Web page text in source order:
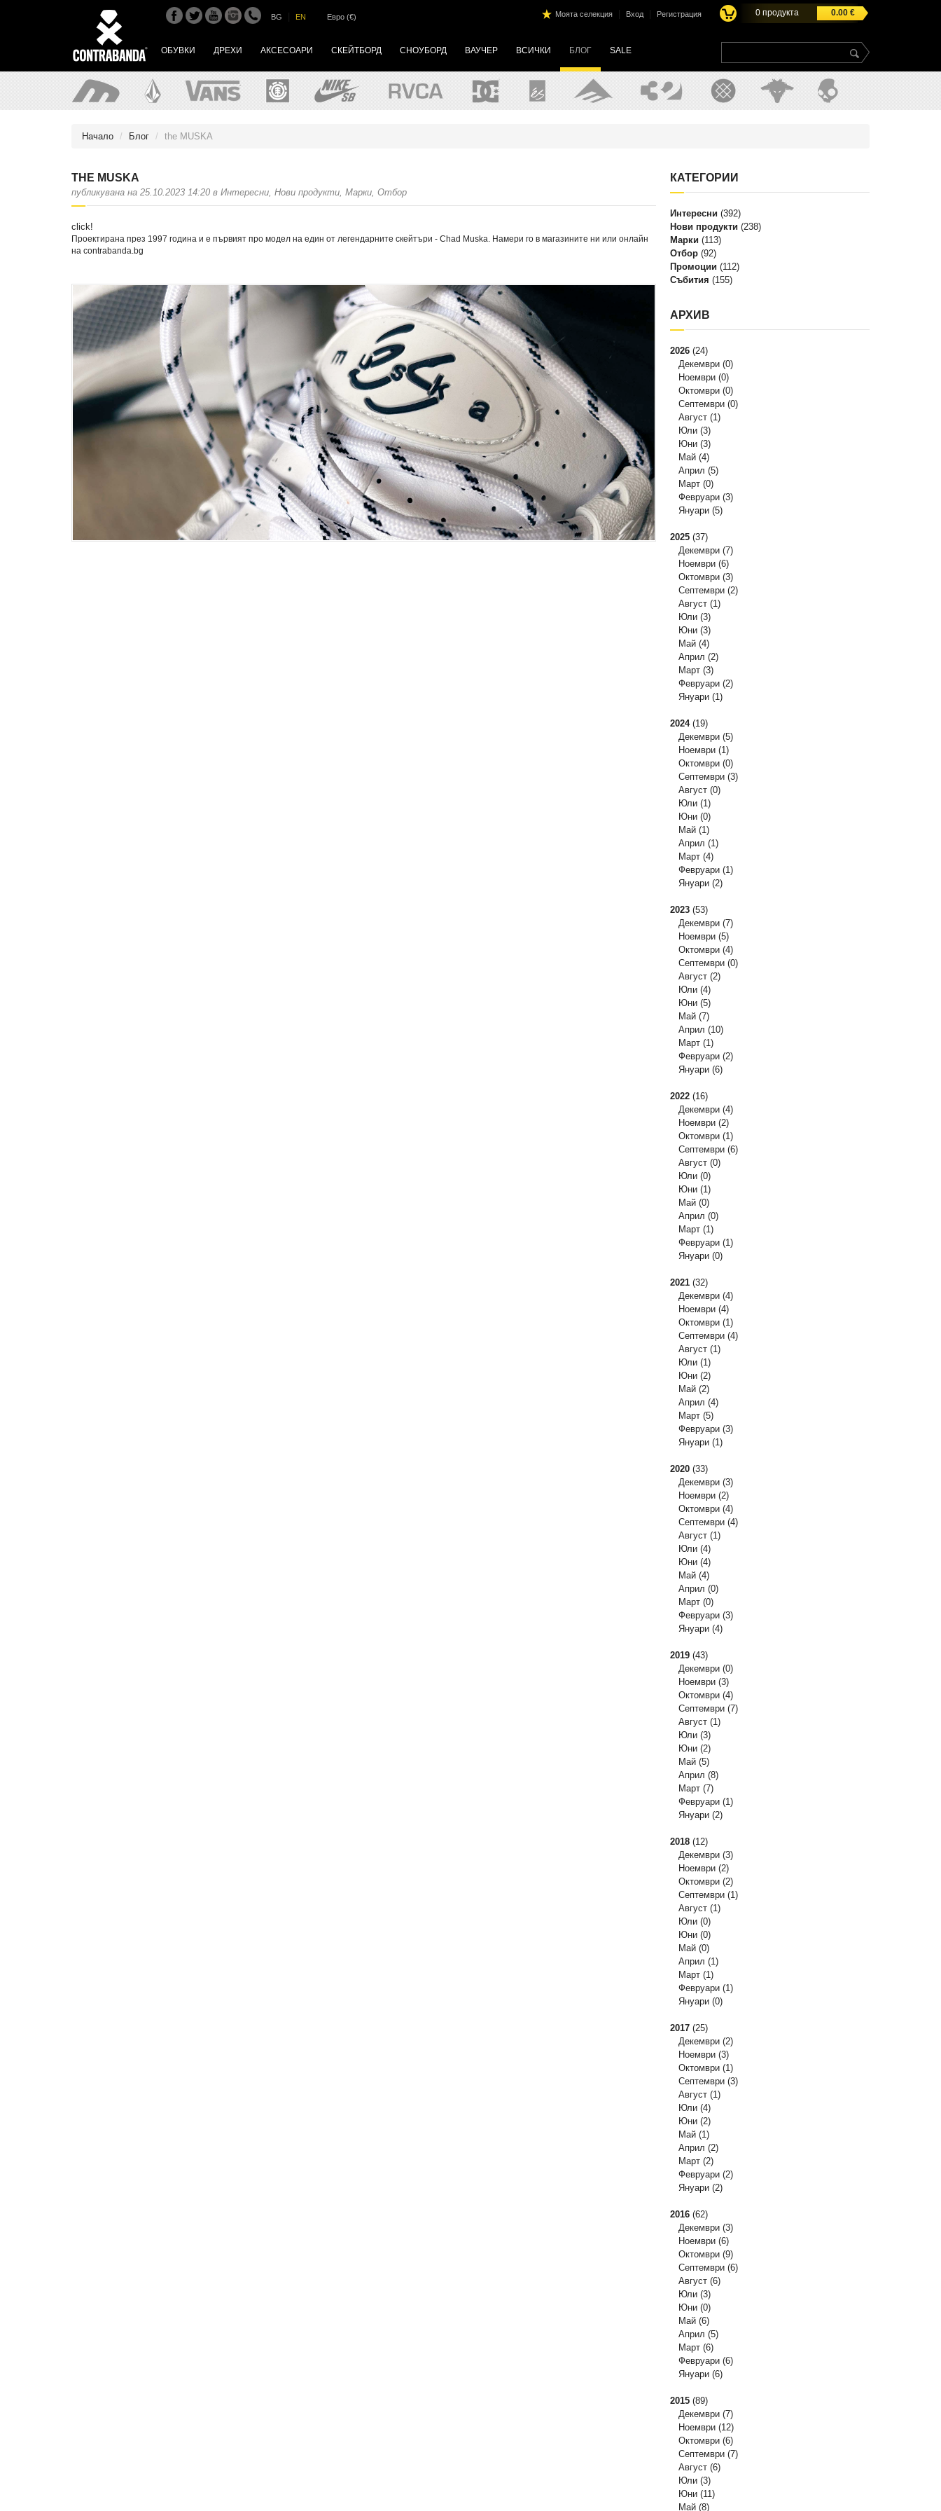
BG EN Евро (€) Моята селекция Вход Регистрация 0 продукта 0.00€
ОБУВКИ ДРЕХИ АКСЕСОАРИ СКЕЙТБОРД СНОУБОРД ВАУЧЕР ВСИЧКИ БЛОГ SALE
Начало Блог the MUSKA
THE MUSKA
публикувана на 25.10.2023 14:20 в Интересни, Нови продукти, Марки, Отбор
click!
Проектирана през 1997 година и е първият про модел на един от легендарните скейтъри - Chad Muska. Намери го в магазините ни или онлайн
на contrabanda.bg
КАТЕГОРИИ
Интересни (392)
Нови продукти (238)
Марки (113)
Отбор (92)
Промоции (112)
Събития (155)
АРХИВ
2026 (24)
Декември (0)
Ноември (0)
Октомври (0)
Септември (0)
Август (1)
Юли (3)
Юни (3)
Май (4)
Април (5)
Март (0)
Февруари (3)
Януари (5)
2025 (37)
Декември (7)
Ноември (6)
Октомври (3)
Септември (2)
Август (1)
Юли (3)
Юни (3)
Май (4)
Април (2)
Март (3)
Февруари (2)
Януари (1)
2024(19)
Декември (5)
Ноември (1)
Октомври (0)
Септември (3)
Август (0)
Юли (1)
Юни (0)
Май (1)
Април (1)
Март (4)
Февруари (1)
Януари (2)
2023 (53)
Декември (7)
Ноември (5)
Октомври (4)
Септември (0)
Август (2)
Юли (4)
Юни (5)
Май (7)
Април (10)
Март (1)
Февруари (2)
Януари (6)
2022 (16)
Декември (4)
Ноември (2)
Октомври (1)
Септември (6)
Август (0)
Юли (0)
Юни (1)
Май (0)
Април (0)
Март (1)
Февруари (1)
Януари (0)
2021 (32)
Декември (4)
Ноември (4)
Октомври (1)
Септември (4)
Август (1)
Юли (1)
Юни (2)
Май (2)
Април (4)
Март (5)
Февруари (3)
Януари (1)
2020 (33)
Декември (3)
Ноември (2)
Октомври (4)
Септември (4)
Август (1)
Юли (4)
Юни (4)
Май (4)
Април (0)
Март (0)
Февруари (3)
Януари (4)
2019 (43)
Декември (0)
Ноември (3)
Октомври (4)
Септември (7)
Август (1)
Юли (3)
Юни (2)
Май (5)
Април (8)
Март (7)
Февруари (1)
Януари (2)
2018 (12)
Декември (3)
Ноември (2)
Октомври (2)
Септември (1)
Август (1)
Юли (0)
Юни (0)
Май (0)
Април (1)
Март (1)
Февруари (1)
Януари (0)
2017 (25)
Декември (2)
Ноември (3)
Октомври (1)
Септември (3)
Август (1)
Юли (4)
Юни (2)
Май (1)
Април (2)
Март (2)
Февруари (2)
Януари (2)
2016 (62)
Декември (3)
Ноември (6)
Октомври (9)
Септември (6)
Август (6)
Юли (3)
Юни (0)
Май (6)
Април (5)
Март (6)
Февруари (6)
Януари (6)
2015 (89)
Декември (7)
Ноември (12)
Октомври (6)
Септември (7)
Август (6)
Юли (3)
Юни (11)
Май (8)